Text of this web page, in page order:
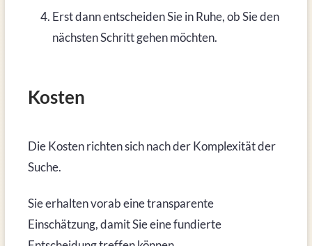
Erst dann entscheiden Sie in Ruhe, ob Sie den
nächsten Schritt gehen möchten.
Kosten
Die Kosten richten sich nach der Komplexität der
Suche.
Sie erhalten vorab eine transparente
Einschätzung, damit Sie eine fundierte